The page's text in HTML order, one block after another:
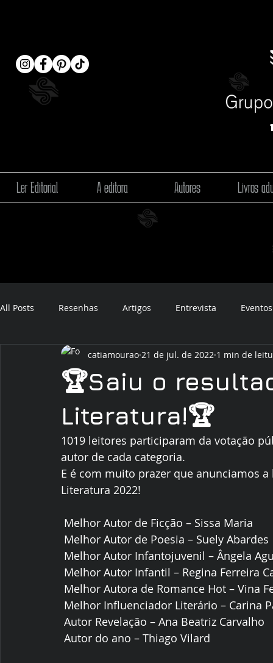
Ler Editorial A editora Autores Livros
All Posts Resenhas Artigos Entrevista Eventos
audiobook
🏆Saiu o
Literatura!🏆
catiamourao 21 de jul. de 2022 1 min de
1019 leitores participaram da votação
autor de cada categoria.
E é com muito prazer que anunciamos
Literatura 2022!
Melhor Autor de Ficção – Sissa Maria
Melhor Autor de Poesia – Suely Abardes
Melhor Autor Infantojuvenil – Ângela
Melhor Autor Infantil – Regina Ferreira
Melhor Autora de Romance Hot – Vina
Melhor Influenciador Literário – Carina
Autor Revelação – Ana Beatriz Carvalho
Autor do ano – Thiago Vilard